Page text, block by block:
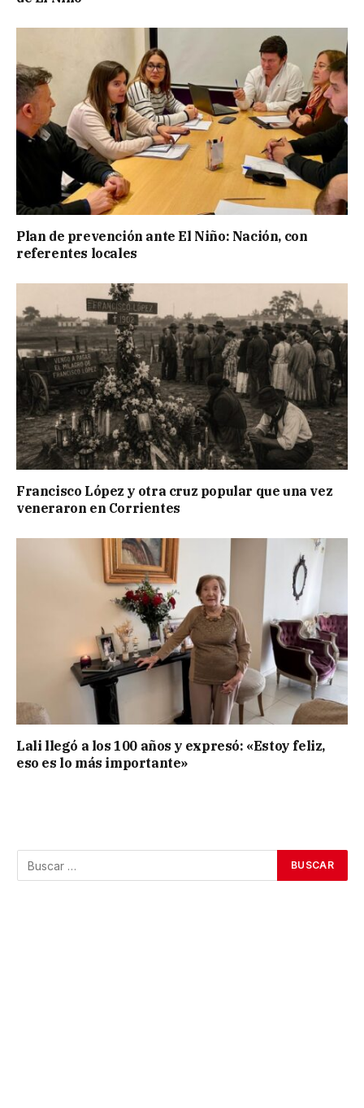
Plan de prevención ante El Niño: Nación, con
referentes locales
Francisco López y otra cruz popular que una vez
veneraron en Corrientes
Lali llegó a los 100 años y expresó: «Estoy feliz,
eso es lo más importante»